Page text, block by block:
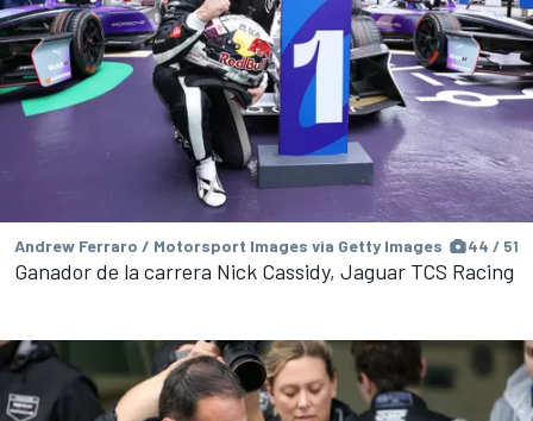
Andrew Ferraro / Motorsport Images via Getty Images 44 / 51
Ganador de la carrera Nick Cassidy, Jaguar TCS Racing